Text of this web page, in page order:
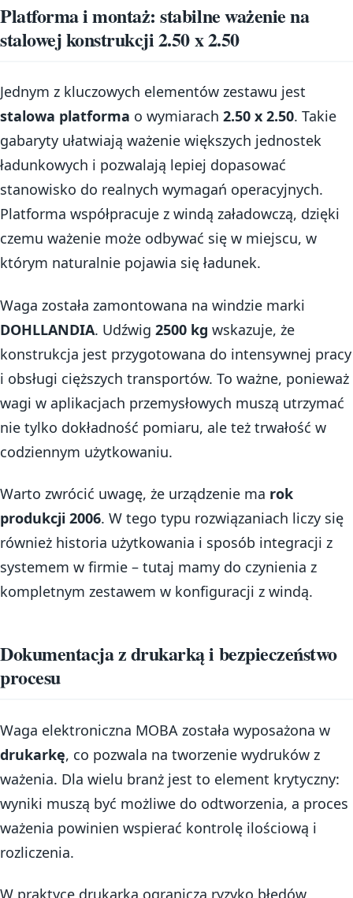
Platforma i montaż: stabilne ważenie na
stalowej konstrukcji 2.50 x 2.50
Jednym z kluczowych elementów zestawu jest
stalowa platforma o wymiarach 2.50 x 2.50. Takie
gabaryty ułatwiają ważenie większych jednostek
ładunkowych i pozwalają lepiej dopasować
stanowisko do realnych wymagań operacyjnych.
Platforma współpracuje z windą załadowczą, dzięki
czemu ważenie może odbywać się w miejscu, w
którym naturalnie pojawia się ładunek.
Waga została zamontowana na windzie marki
DOHLLANDIA. Udźwig 2500 kg wskazuje, że
konstrukcja jest przygotowana do intensywnej pracy
i obsługi cięższych transportów. To ważne, ponieważ
wagi w aplikacjach przemysłowych muszą utrzymać
nie tylko dokładność pomiaru, ale też trwałość w
codziennym użytkowaniu.
Warto zwrócić uwagę, że urządzenie ma rok
produkcji 2006. W tego typu rozwiązaniach liczy się
również historia użytkowania i sposób integracji z
systemem w firmie – tutaj mamy do czynienia z
kompletnym zestawem w konfiguracji z windą.
Dokumentacja z drukarką i bezpieczeństwo
procesu
Waga elektroniczna MOBA została wyposażona w
drukarkę, co pozwala na tworzenie wydruków z
ważenia. Dla wielu branż jest to element krytyczny:
wyniki muszą być możliwe do odtworzenia, a proces
ważenia powinien wspierać kontrolę ilościową i
rozliczenia.
W praktyce drukarka ogranicza ryzyko błędów